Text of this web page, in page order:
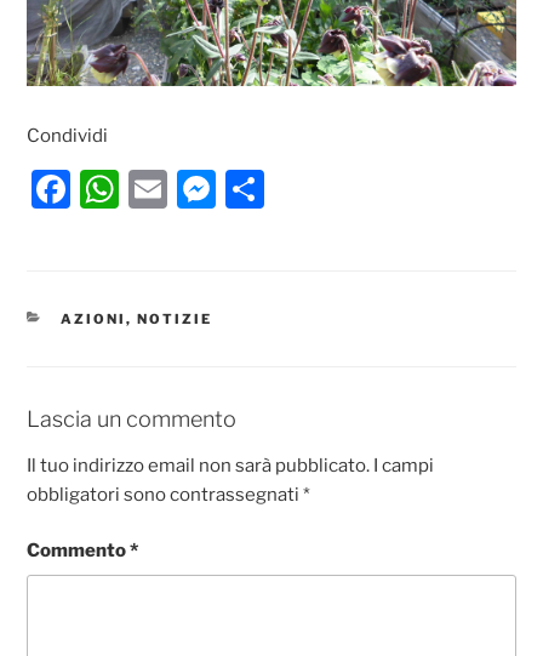
Condividi
F
e
o
k
W
s
p
E
l
M
er
CATEGORIE
AZIONI , NOTIZIE
Lascia un commento
Il tuo indirizzo email non sarà pubblicato. I campi
obbligatori sono contrassegnati*
Commento*